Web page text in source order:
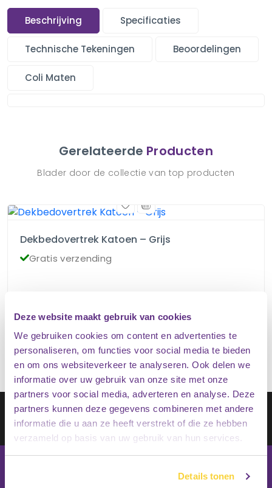
Deze website maakt gebruik van cookies
We gebruiken cookies om content en advertenties te
personaliseren, om functies voor social media te bieden
en om ons websiteverkeer te analyseren. Ook delen we
informatie over uw gebruik van onze site met onze
partners voor social media, adverteren en analyse. Deze
partners kunnen deze gegevens combineren met andere
informatie die u aan ze heeft verstrekt of die ze hebben
verzameld op basis van uw gebruik van hun services.
Details tonen
Beschrijving Specificaties
Technische Tekeningen Beoordelingen
Coli Maten
Gerelateerde Producten
Blader door de collectie van top producten
Dekbedovertrek Katoen – Grijs
Gratis verzending
Op voorraad €49.95
Schrijf je in op onze nieuwsbrief
Inschrijven